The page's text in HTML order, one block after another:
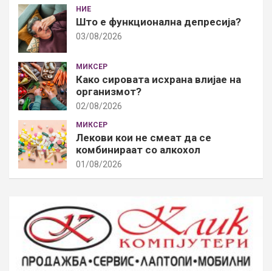
НИЕ
Што е функционална депресија?
03/08/2026
МИКСЕР
Како сировата исхрана влијае на
организмот?
02/08/2026
МИКСЕР
Лекови кои не смеат да се
комбинираат со алкохол
01/08/2026